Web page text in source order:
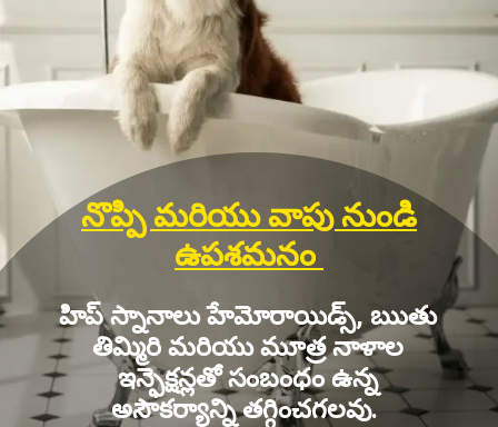
నొప్పి మరియు వాపు నుండి
ఉపశమనం
హిప్ స్నానాలు హేమోరాయిడ్స్, ఋతు
తిమ్మిరి మరియు మూత్ర నాళాల
ఇన్ఫెక్షన్లతో సంబంధం ఉన్న
అసౌకర్యాన్ని తగ్గించగలవు.